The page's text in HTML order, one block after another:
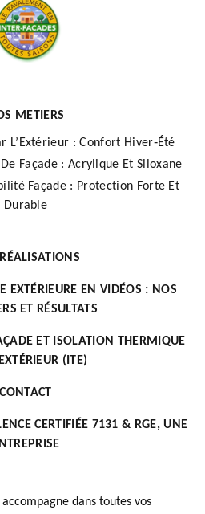
METIERS
L’Extérieur : Confort Hiver‑Été
Façade : Acrylique Et Siloxane
Façade : Protection Forte Et
Durable
EXTÉRIEURE EN VIDÉOS : NOS
ET RÉSULTATS
ET ISOLATION THERMIQUE
(ITE)
CONTACT
CERTIFIÉE 7131 & RGE, UNE
accompagne dans toutes vos